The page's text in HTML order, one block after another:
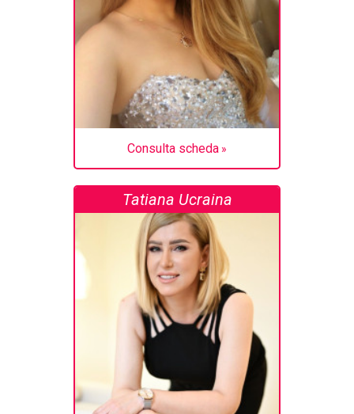
Consulta scheda
Tatiana Ucraina